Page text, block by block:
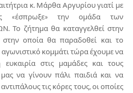
κ. Μάρθα Αργυρίου γιατί με
«έσπρωξε» την ομάδα των
ζήτημα θα καταγγελθεί στην
στην οποία θα παραδοθεί και το
κομμάτι τώρα έχουμε να
στις μαμάδες και τους
να γίνουν πάλι παιδιά και να
τις κόρες τους, οι οποίες